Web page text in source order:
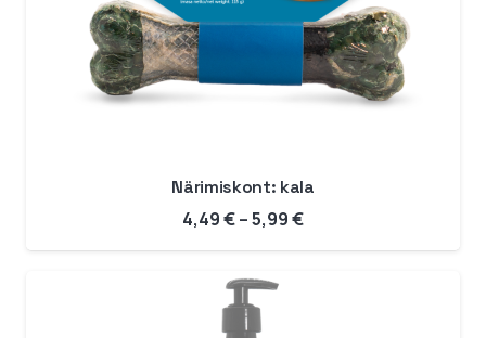
Närimiskont: kala
4,49€–5,99€Hinnavahemik:
4,49 €